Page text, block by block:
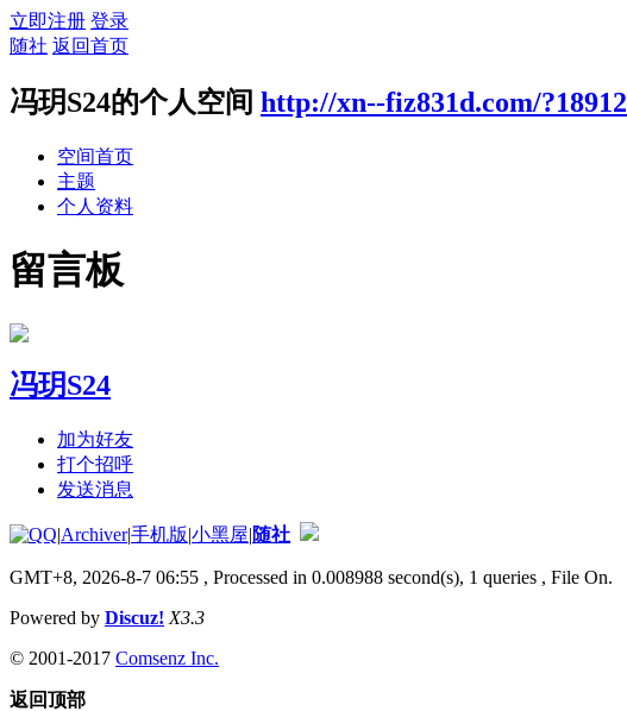
立即注册 登录
随社 返回首页
冯玥S24的个人空间 http://xn--fiz831d.com/?18912
空间首页
主题
个人资料
留言板
冯玥S24
加为好友
打个招呼
发送消息
|Archiver|手机版|小黑屋|随社
GMT+8, 2026-8-7 06:55 , Processed in 0.008988 second(s), 1 queries , File On.
Powered by Discuz! X3.3
© 2001-2017 Comsenz Inc.
返回顶部